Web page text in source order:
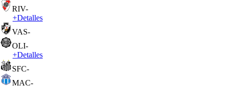
RIV-
+Detalles
VAS-
OLI-
+Detalles
SFC-
MAC-